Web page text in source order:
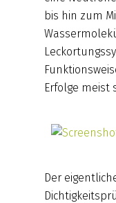
bis hin zum
Erfolge meist
Der